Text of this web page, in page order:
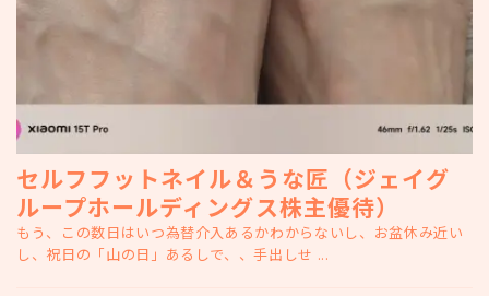
セルフフットネイル＆うな匠（ジェイグ
ループホールディングス株主優待）
もう、この数日はいつ為替介入あるかわからないし、お盆休み近い
し、祝日の「山の日」あるしで、、手出しせ ...